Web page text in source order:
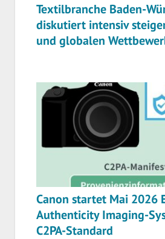
Textilbranche Baden-
diskutiert intensiv
und globalen
Canon startet Mai 2026
Authenticity Imaging-
C2PA-Standard